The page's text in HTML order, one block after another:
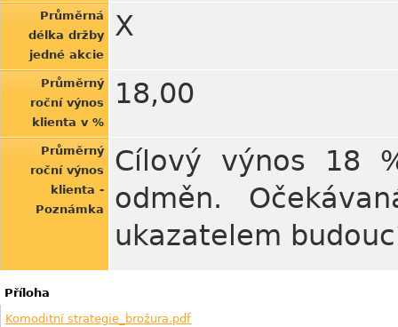
Průměrná
délka držby
jedné akcie
X
Průměrný
roční výnos
klienta v %
18,00
Průměrný
roční výnos
klienta -
Poznámka
Cílový výnos 18
odměn.
ukazatelem
Příloha
Komoditní strategie_brožura.pdf